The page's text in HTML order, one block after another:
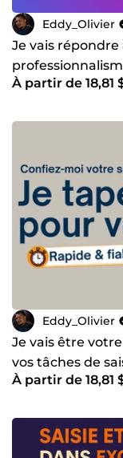
Eddy_Olivier
Je vais répondre
À partir de 18,81
Eddy_Olivier
Je vais être
vos tâches de
À partir de 18,81